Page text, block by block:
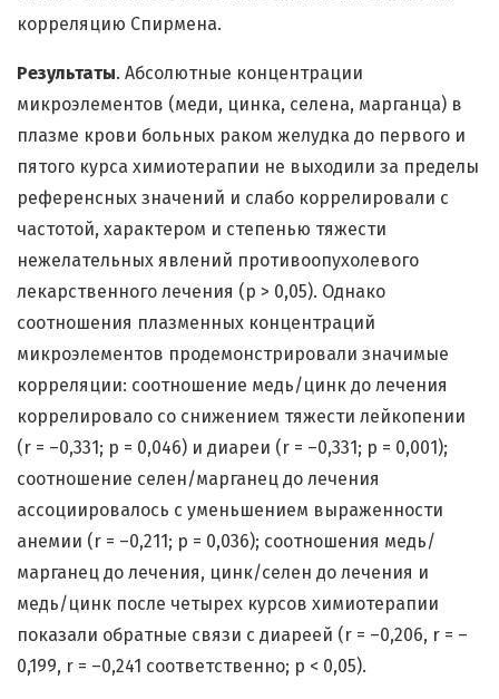
корреляцию Спирмена.
Результаты. Абсолютные концентрации
микроэлементов (меди, цинка, селена, марганца) в
плазме крови больных раком желудка до первого и
пятого курса химиотерапии не выходили за пределы
референсных значений и слабо коррелировали с
частотой, характером и степенью тяжести
нежелательных явлений противоопухолевого
лекарственного лечения (p > 0,05). Однако
соотношения плазменных концентраций
микроэлементов продемонстрировали значимые
корреляции: соотношение медь/цинк до лечения
коррелировало со снижением тяжести лейкопении
(r = –0,331; p = 0,046) и диареи (r = –0,331; p = 0,001);
соотношение селен/марганец до лечения
ассоциировалось с уменьшением выраженности
анемии (r = –0,211; p = 0,036); соотношения медь/
марганец до лечения, цинк/селен до лечения и
медь/цинк после четырех курсов химиотерапии
показали обратные связи с диареей (r = –0,206, r = –
0,199, r = –0,241 соответственно; p < 0,05).